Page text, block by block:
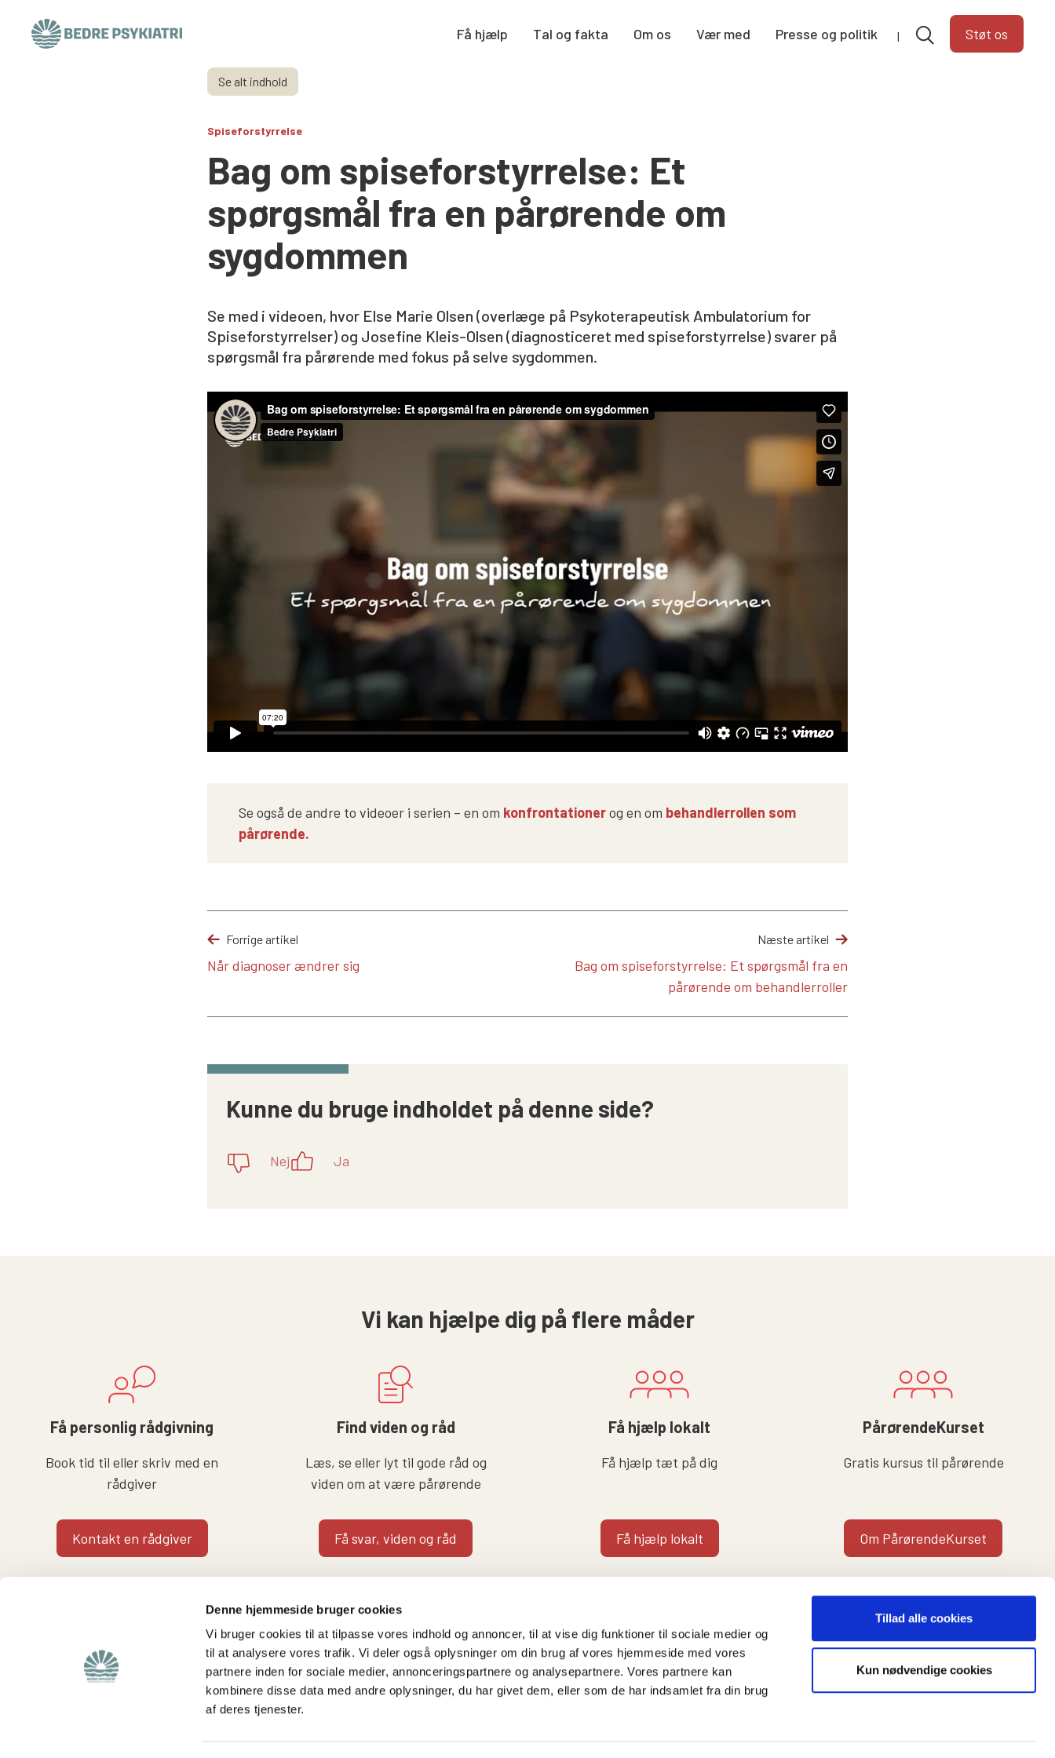
Denne hjemmeside bruger cookies
Vi bruger cookies til at tilpasse vores indhold og annoncer, til at vise dig funktioner til sociale medier og
til at analysere vores trafik. Vi deler også oplysninger om din brug af vores hjemmeside med vores
partnere inden for sociale medier, annonceringspartnere og analysepartnere. Vores partnere kan
kombinere disse data med andre oplysninger, du har givet dem, eller som de har indsamlet fra din brug
af deres tjenester.
Tillad alle cookies
Kun nødvendige cookies
Få hjælp Tal og fakta Om os Vær med Presse og politik Støt os
Se alt indhold
Spiseforstyrrelse
Bag om spiseforstyrrelse: Et
spørgsmål fra en pårørende om
sygdommen
Se med i videoen, hvor Else Marie Olsen (overlæge på Psykoterapeutisk Ambulatorium for
Spiseforstyrrelser) og Josefine Kleis-Olsen (diagnosticeret med spiseforstyrrelse) svarer på
spørgsmål fra pårørende med fokus på selve sygdommen.
Se også de andre to videoer i serien – en om konfrontationerog en om behandlerrollen som
pårørende.
Forrige artikel
Når diagnoser ændrer sig
Næste artikel
Bag om spiseforstyrrelse: Et spørgsmål fra en
pårørende om behandlerroller
Kunne du bruge indholdet på denne side?
Nej Ja
Vi kan hjælpe dig på flere måder
Få personlig rådgivning
Book tid til eller skriv med en
rådgiver
Kontakt en rådgiver
Find viden og råd
Læs, se eller lyt til gode råd og
viden om at være pårørende
Få svar, viden og råd
Få hjælp lokalt
Få hjælp tæt på dig
Få hjælp lokalt
PårørendeKurset
Gratis kursus til pårørende
Om PårørendeKurset
Støt os
Støt foreningen
Bliv medlem
Følg os på
Twitter
Kontakt hovedkontoret
1457 København K